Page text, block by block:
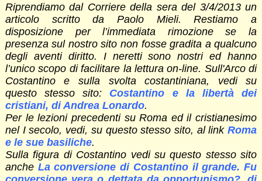
Riprendiamo dal Corriere della sera del 3/4/2013 un
articolo scritto da Paolo Mieli. Restiamo a
disposizione per l’immediata rimozione se la
presenza sul nostro sito non fosse gradita a qualcuno
degli aventi diritto. I neretti sono nostri ed hanno
l’unico scopo di facilitare la lettura on-line. Sull'Arco di
Costantino e sulla svolta costantiniana, vedi su
questo stesso sito: Costantino e la libertà dei
cristiani, di Andrea Lonardo.
Per le lezioni precedenti su Roma ed il cristianesimo
nel I secolo, vedi, su questo stesso sito, al linkRoma
e le sue basiliche.
Sulla figura di Costantino vedi su questo stesso sito
anche La conversione di Costantino il grande. Fu